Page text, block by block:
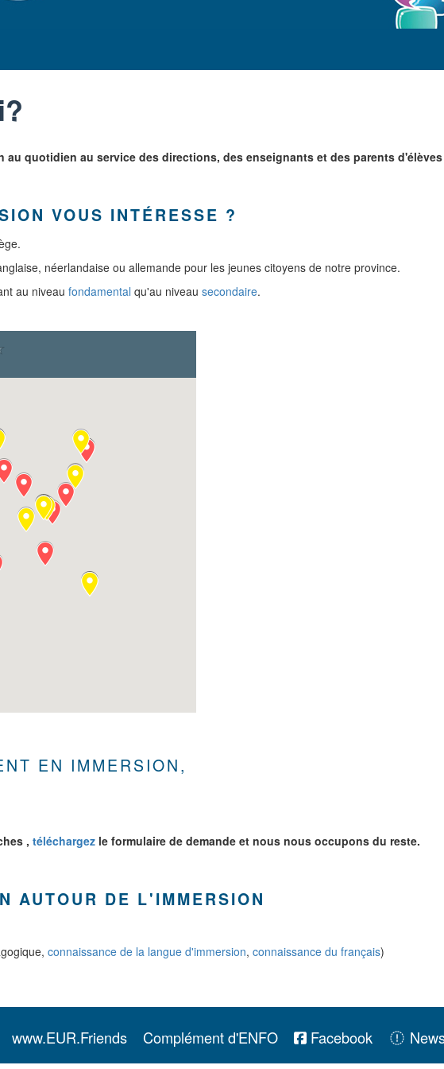
quotidien au service des directions, des enseignants et des parents
VOUS INTÉRESSE ?
néerlandaise ou allemande pour les jeunes citoyens de notre province.
au niveau fondamental qu'au niveau secondaire.
EN IMMERSION,
, téléchargez le formulaire de demande et nous nous occupons du reste.
AUTOUR DE L'IMMERSION
connaissance de la langue d'immersion, connaissance du français)
www.EUR.Friends Complément d'ENFO Facebook